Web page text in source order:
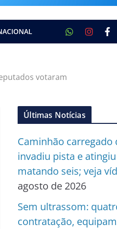
votaram
Últimas Notícias
Caminhão carregado
invadiu pista e
matando seis; veja
agosto de 2026
Sem ultrassom:
contratação,